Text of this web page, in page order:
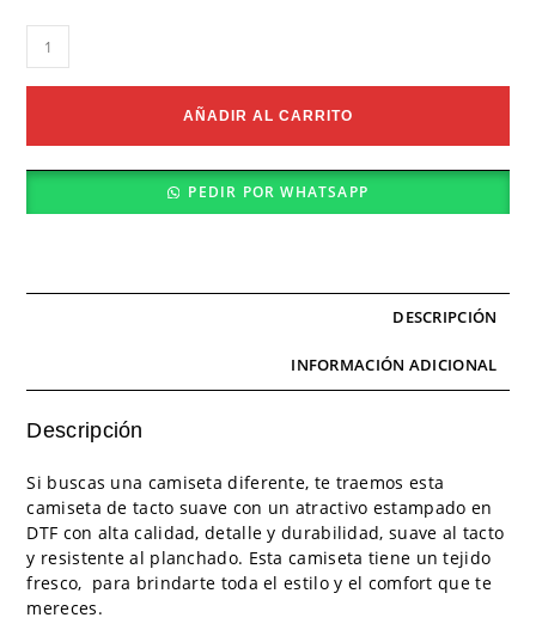
Camiseta
Pride
Summer
AÑADIR AL CARRITO
PEDIR POR WHATSAPP
DESCRIPCIÓN
INFORMACIÓN ADICIONAL
Descripción
Si buscas una camiseta diferente, te traemos esta
camiseta de tacto suave con un atractivo estampado en
DTF con alta calidad, detalle y durabilidad, suave al tacto
y resistente al planchado. Esta camiseta tiene un tejido
fresco, para brindarte toda el estilo y el comfort que te
mereces.